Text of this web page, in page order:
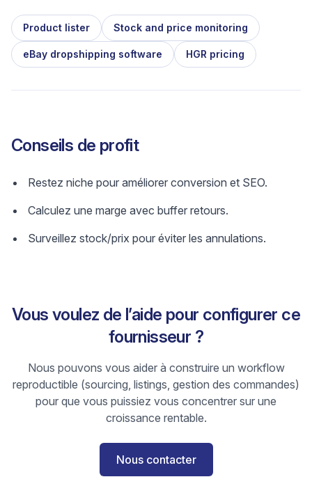
Product lister Stock and price monitoring
eBay dropshipping software HGR pricing
Conseils de profit
Restez niche pour améliorer conversion et SEO.
Calculez une marge avec buffer retours.
Surveillez stock/prix pour éviter les annulations.
Vous voulez de l’aide pour configurer ce
fournisseur ?
Nous pouvons vous aider à construire un workflow
reproductible (sourcing, listings, gestion des commandes)
pour que vous puissiez vous concentrer sur une
croissance rentable.
Nous contacter